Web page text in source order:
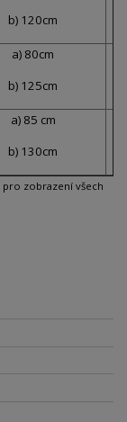
b) 120cm
a) 80cm
b) 125cm
a) 85 cm
b) 130cm
pro zobrazení všech